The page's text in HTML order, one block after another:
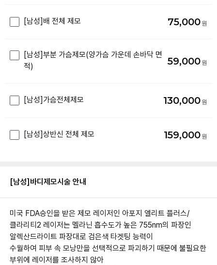
[남성]바디제모시술 안내
미국 FDA승인을 받은 제모 레이저인 아포지 엘리트 플러스/
클라리티2 레이저는 멜라닌 흡수도가 높은 755nm의 파장인
알렉산드라이트 파장대로 검은색 타겟팅 능력이
수월하여 피부 속 모낭만을 선택적으로 파괴하기 때문에 불필요한
부위에 레이저를 조사하지 않아
[남성]배 전체 제모 75,000
[남성]부분 가슴제모(양가슴 가운데 손바닥 면
적)
59,000
[남성]가슴전체제모 130,000
[남성]상반신 전체 제모 159,000